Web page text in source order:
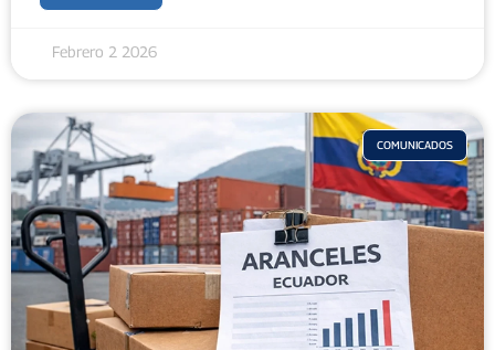
Febrero 2 2026
COMUNICADOS